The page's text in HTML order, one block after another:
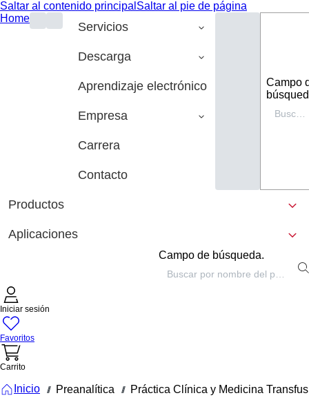
Saltar al contenido principal Saltar al pie de página
Home
Servicios
Descarga
Aprendizaje electrónico
Empresa
Carrera
Contacto
Campo
Productos
Aplicaciones
Campo de búsqueda.
Iniciar sesión
Favoritos
Carrito
Inicio /// Preanalítica /// Práctica Clínica y Medicina